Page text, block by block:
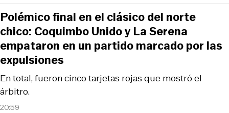
20:59
En total, fueron cinco tarjetas rojas que mostró el
árbitro.
Polémico final en el clásico del norte
chico: Coquimbo Unido y La Serena
empataron en un partido marcado por las
expulsiones